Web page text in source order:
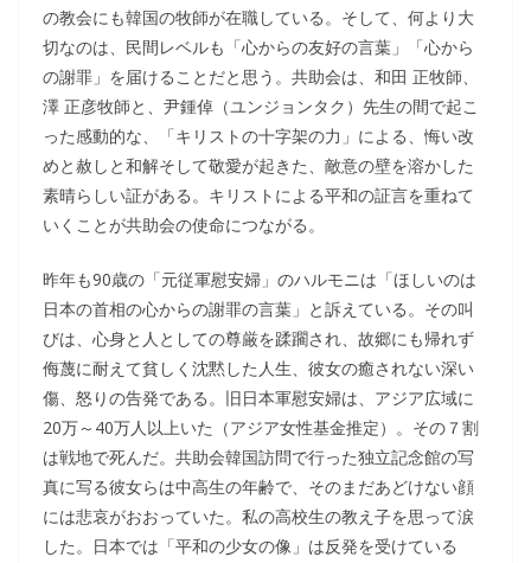
の教会にも韓国の牧師が在職している。そして、何より大
切なのは、民間レベルも「心からの友好の言葉」「心から
の謝罪」を届けることだと思う。共助会は、和田 正牧師、
澤 正彦牧師と、尹鍾倬（ユンジョンタク）先生の間で起こ
った感動的な、「キリストの十字架の力」による、悔い改
めと赦しと和解そして敬愛が起きた、敵意の壁を溶かした
素晴らしい証がある。キリストによる平和の証言を重ねて
いくことが共助会の使命につながる。
昨年も90歳の「元従軍慰安婦」のハルモニは「ほしいのは
日本の首相の心からの謝罪の言葉」と訴えている。その叫
びは、心身と人としての尊厳を蹂躙され、故郷にも帰れず
侮蔑に耐えて貧しく沈黙した人生、彼女の癒されない深い
傷、怒りの告発である。旧日本軍慰安婦は、アジア広域に
20万～40万人以上いた（アジア女性基金推定）。その７割
は戦地で死んだ。共助会韓国訪問で行った独立記念館の写
真に写る彼女らは中高生の年齢で、そのまだあどけない顔
には悲哀がおおっていた。私の高校生の教え子を思って涙
した。日本では「平和の少女の像」は反発を受けている